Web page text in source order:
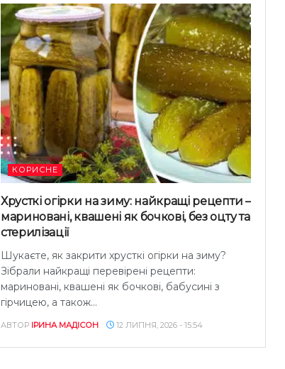
КОРИСНЕ
Хрусткі огірки на зиму: найкращі рецепти –
мариновані, квашені як бочкові, без оцту та
стерилізації
Шукаєте, як закрити хрусткі огірки на зиму?
Зібрали найкращі перевірені рецепти:
мариновані, квашені як бочкові, бабусині з
гірчицею, а також...
АВТОР ІРИНА МАДІСОН 12 ЛИПНЯ, 2026 - 15:54